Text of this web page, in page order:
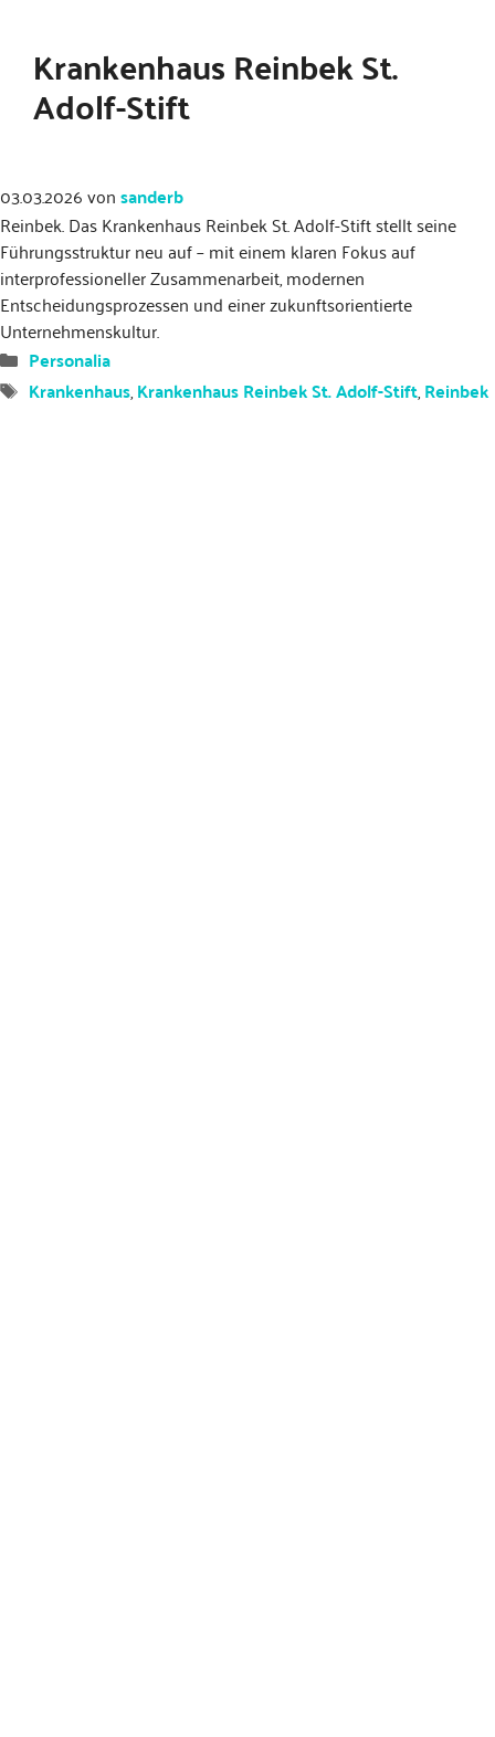
Krankenhaus Reinbek St.
Adolf-Stift
03.03.2026vonsanderb
Reinbek. Das Krankenhaus Reinbek St. Adolf-Stift stellt seine
Führungsstruktur neu auf – mit einem klaren Fokus auf
interprofessioneller Zusammenarbeit, modernen
Entscheidungsprozessen und einer zukunftsorientierte
Unternehmenskultur.
Kategorien
Personalia
Schlagwörter
Krankenhaus,Krankenhaus Reinbek St. Adolf-Stift,Reinbek